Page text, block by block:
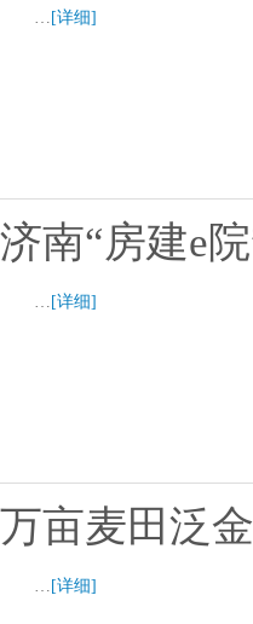
… [详细]
济南“房建e
… [详细]
万亩麦田泛
… [详细]